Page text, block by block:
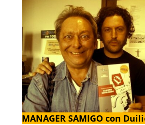
MANAGER SAMIGO con